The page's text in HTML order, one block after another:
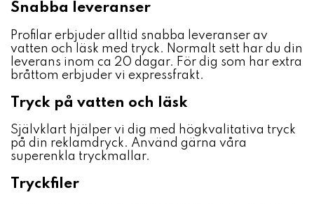
Snabba leveranser
Profilar erbjuder alltid snabba leveranser av
vatten och läsk med tryck. Normalt sett har du din
leverans inom ca 20 dagar. För dig som har extra
bråttom erbjuder vi expressfrakt.
Tryck på vatten och läsk
Självklart hjälper vi dig med högkvalitativa tryck
på din reklamdryck. Använd gärna våra
superenkla tryckmallar.
Tryckfiler